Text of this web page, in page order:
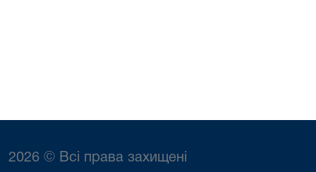
2026 © Всі права захищені